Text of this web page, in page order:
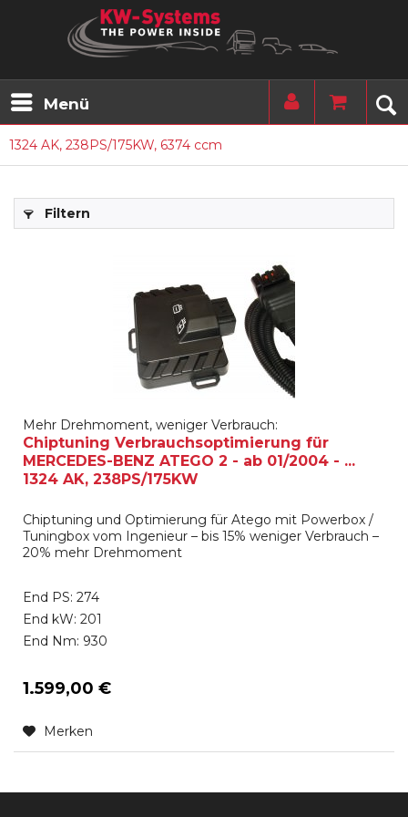
Menü
1324 AK, 238PS/175KW, 6374 ccm
Filtern
Mehr Drehmoment, weniger Verbrauch:
Chiptuning Verbrauchsoptimierung für
MERCEDES-BENZ ATEGO 2 - ab 01/2004 - ...
1324 AK, 238PS/175KW
Chiptuning und Optimierung für Atego mit Powerbox /
Tuningbox vom Ingenieur – bis 15% weniger Verbrauch –
20% mehr Drehmoment
End PS: 274
End kW: 201
End Nm: 930
1.599,00 €
Merken